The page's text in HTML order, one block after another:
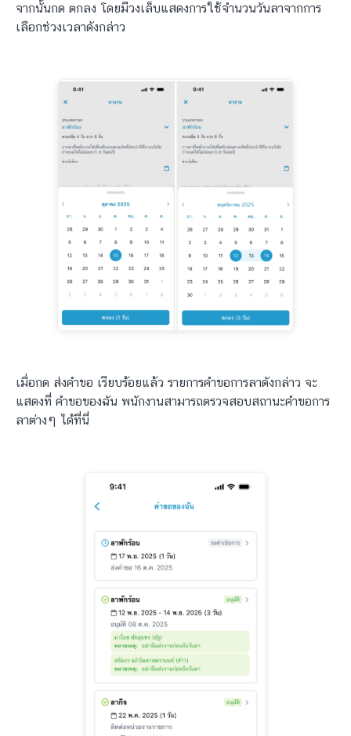
จากนั้นกด ตกลง โดยมีวงเล็บแสดงการใช้จำนวนวันลาจากการ
เลือกช่วงเวลาดังกล่าว
เมื่อกด ส่งคำขอ เรียบร้อยแล้ว รายการคำขอการลาดังกล่าว จะ
แสดงที่ คำขอของฉัน พนักงานสามารถตรวจสอบสถานะคำขอการ
ลาต่างๆ ได้ที่นี่